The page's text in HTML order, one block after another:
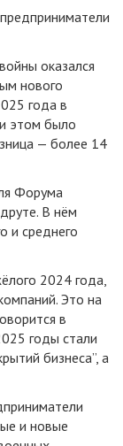
оказался
нового
года в
этом было
— более 14
Форума
В нём
и среднего
2024 года,
Это на
в
годы стали
бизнеса”, а
и новые